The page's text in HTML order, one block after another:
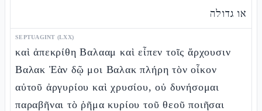
או גדולה
SEPTUAGINT (LXX)
καὶ ἀπεκρίθη Βαλααμ καὶ εἶπεν τοῖς ἄρχουσιν
Βαλακ Ἐὰν δῷ μοι Βαλακ πλήρη τὸν οἶκον
αὐτοῦ ἀργυρίου καὶ χρυσίου, οὐ δυνήσομαι
παραβῆναι τὸ ῥῆμα κυρίου τοῦ θεοῦ ποιῆσαι